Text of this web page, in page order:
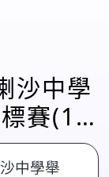
沙中學
賽(10
中學舉